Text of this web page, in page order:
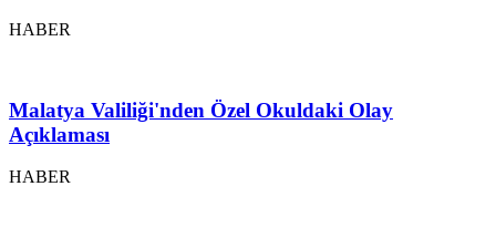
HABER
Malatya Valiliği'nden Özel Okuldaki Olay
Açıklaması
HABER